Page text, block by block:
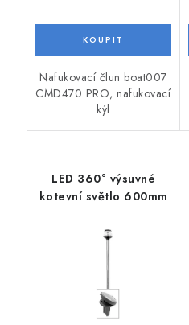
Nafukovací člun boat007
CMD470 PRO, nafukovací
kýl
LED 360° výsuvné
kotevní světlo 600mm